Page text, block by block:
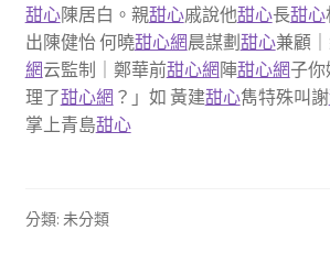
甜心陳居白。親甜心戚說他甜心長甜心
出陳健怡 何曉甜心網晨謀劃 甜心兼顧
網云監制｜鄭華前甜心網 陣甜心網子你
理了甜心網 ？」如 黃建甜心雋特殊叫謝
掌上青島甜心
分類: 未分類